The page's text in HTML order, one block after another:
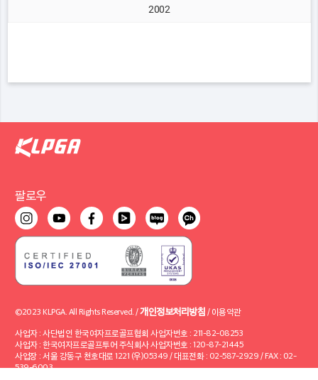
2002
팔로우
©2023 KLPGA. All Rights Reserved. /개인정보처리방침 / 이용약관
사업자 : 사단법인 한국여자프로골프협회 사업자번호 : 211-82-08253
사업자 : 한국여자프로골프투어 주식회사 사업자번호 : 120-87-21445
사업장 : 서울 강동구 천호대로 1221 (우)05349 / 대표전화 : 02-587-2929 / FAX : 02-
539-6003